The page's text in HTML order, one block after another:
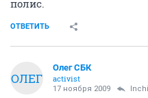
полис.
ОТВЕТИТЬ
ОЛЕГ
Олег СБК
activist
17 ноября 2009